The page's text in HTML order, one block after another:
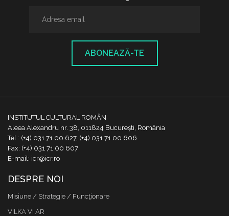
ABONEAZĂ-TE
INSTITUTUL CULTURAL ROMÂN
Aleea Alexandru nr. 38, 011824 București, România
Tel.: (+4) 031 71 00 627, (+4) 031 71 00 606
Fax: (+4) 031 71 00 607
E-mail: icr@icr.ro
DESPRE NOI
Misiune / Strategie / Funcţionare
VILKA VI ÄR